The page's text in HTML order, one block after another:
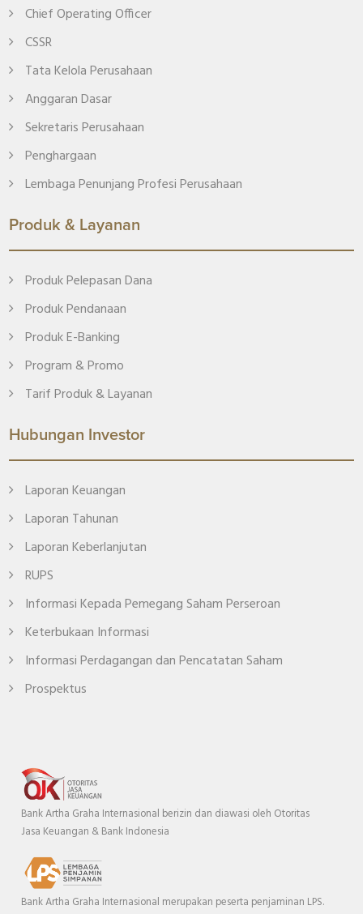
Chief Operating Officer
CSSR
Tata Kelola Perusahaan
Anggaran Dasar
Sekretaris Perusahaan
Penghargaan
Lembaga Penunjang Profesi Perusahaan
Produk & Layanan
Produk Pelepasan Dana
Produk Pendanaan
Produk E-Banking
Program & Promo
Tarif Produk & Layanan
Hubungan Investor
Laporan Keuangan
Laporan Tahunan
Laporan Keberlanjutan
RUPS
Informasi Kepada Pemegang Saham Perseroan
Keterbukaan Informasi
Informasi Perdagangan dan Pencatatan Saham
Prospektus
Bank Artha Graha Internasional berizin dan diawasi oleh Otoritas
Jasa Keuangan & Bank Indonesia
Bank Artha Graha Internasional merupakan peserta penjaminan LPS.